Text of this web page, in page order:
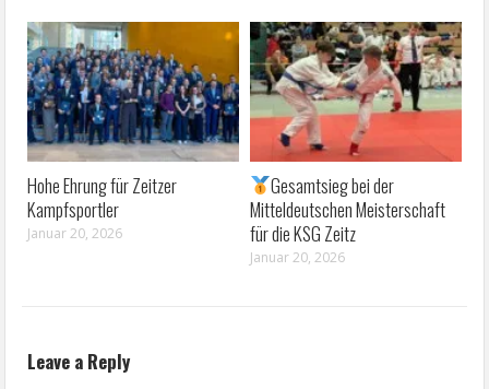
Hohe Ehrung für Zeitzer
Kampfsportler
Januar 20, 2026
Gesamtsieg bei der
Mitteldeutschen Meisterschaft
für die KSG Zeitz
Januar 20, 2026
Leave a Reply